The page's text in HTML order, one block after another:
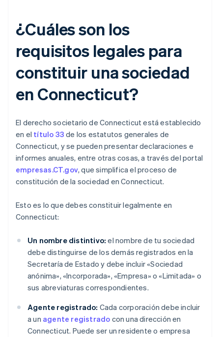
¿Cuáles son los
requisitos legales para
constituir una sociedad
en Connecticut?
El derecho societario de Connecticut está establecido
en el título 33 de los estatutos generales de
Connecticut, y se pueden presentar declaraciones e
informes anuales, entre otras cosas, a través del portal
empresas.CT.gov, que simplifica el proceso de
constitución de la sociedad en Connecticut.
Esto es lo que debes constituir legalmente en
Connecticut:
Un nombre distintivo: el nombre de tu sociedad
debe distinguirse de los demás registrados en la
Secretaría de Estado y debe incluir «Sociedad
anónima», «Incorporada», «Empresa» o «Limitada» o
sus abreviaturas correspondientes.
Agente registrado: Cada corporación debe incluir
a un agente registrado con una dirección en
Connecticut. Puede ser un residente o empresa